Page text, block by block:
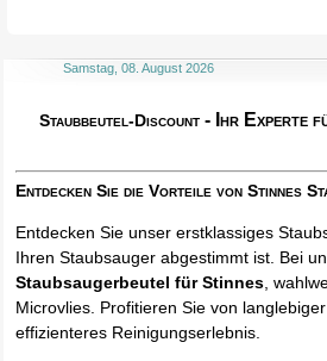
Samstag, 08. August 2026
Staubbeutel-Discount - Ihr Experte
Entdecken Sie die Vorteile von Stinnes
Entdecken Sie unser erstklassiges
Ihren Staubsauger abgestimmt ist. Bei
Staubsaugerbeutel für Stinnes,
Microvlies. Profitieren Sie von
effizienteres Reinigungserlebnis.